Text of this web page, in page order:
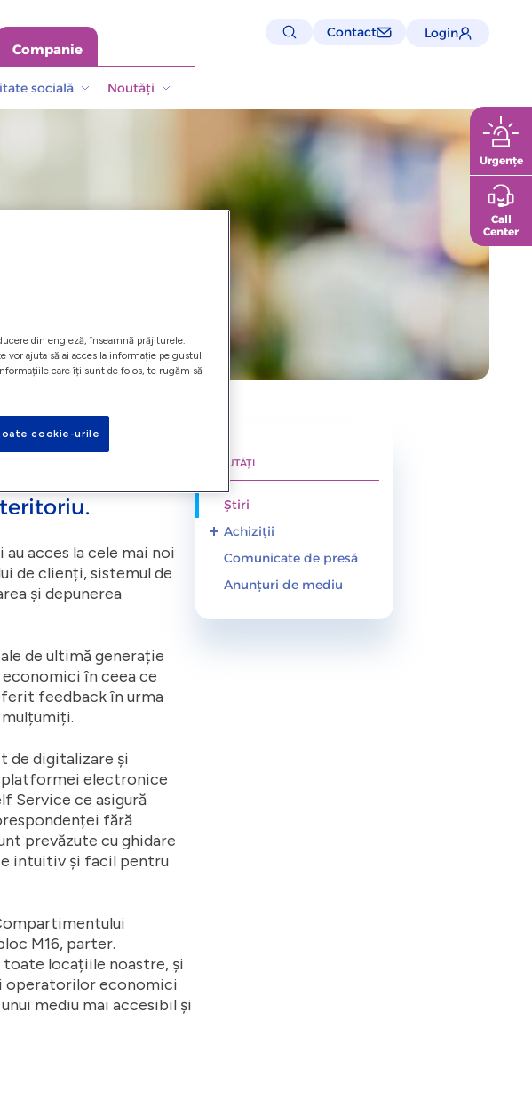
Companie
Contact Login
socială Noutăți
sedii pentru
acces la cele mai noi
de clienți, sistemul de
și depunerea
de ultimă generație
în ceea ce
feedback în urma
de digitalizare și
platformei electronice
Service ce asigură
fără
prevăzute cu ghidare
intuitiv și facil pentru
M16, parter.
toate locațiile noastre, și
operatorilor economici
mediu mai accesibil și
NOUTĂȚI
Știri
Achiziții
Anunțuri demarare
Achiziții
Comunicate de presă
Anunțuri de mediu
Urgențe
Call
Center
din engleză, înseamnă prăjiturele.
vor ajuta să ai acces la informație pe gustul
care îți sunt de folos, te rugăm să
cookie-urile